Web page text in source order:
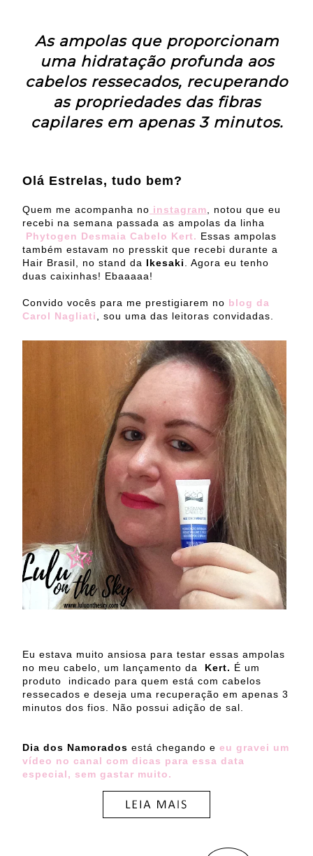
As ampolas que proporcionam
uma hidratação profunda aos
cabelos ressecados, recuperando
as propriedades das fibras
capilares em apenas 3 minutos.
Olá Estrelas, tudo bem?
Quem me acompanha no instagram, notou que eu
recebi na semana passada as ampolas da linha
Phytogen Desmaia Cabelo Kert. Essas ampolas
também estavam no presskit que recebi durante a
Hair Brasil, no stand da Ikesaki. Agora eu tenho
duas caixinhas! Ebaaaaa!
Convido vocês para me prestigiarem no blog da
Carol Nagliati, sou uma das leitoras convidadas.
Eu estava muito ansiosa para testar essas ampolas
no meu cabelo, um lançamento da
Kert. É um
produto
indicado para quem está com cabelos
ressecados e deseja uma recuperação em apenas 3
minutos dos fios. Não possui adição de sal.
Dia dos Namorados está chegando e eu gravei um
vídeo no canal com dicas para essa data
especial, sem gastar muito.